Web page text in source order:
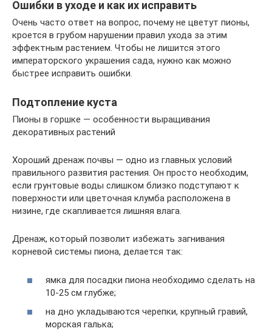
Ошибки в уходе и как их исправить
Очень часто ответ на вопрос, почему не цветут пионы,
кроется в грубом нарушении правил ухода за этим
эффектным растением. Чтобы не лишится этого
императорского украшения сада, нужно как можно
быстрее исправить ошибки.
Подтопление куста
Пионы в горшке — особенности выращивания
декоративных растений
Хороший дренаж почвы — одно из главных условий
правильного развития растения. Он просто необходим,
если грунтовые воды слишком близко подступают к
поверхности или цветочная клумба расположена в
низине, где скапливается лишняя влага.
Дренаж, который позволит избежать загнивания
корневой системы пиона, делается так:
ямка для посадки пиона необходимо сделать на
10-25 см глубже;
на дно укладываются черепки, крупный гравий,
морская галька;